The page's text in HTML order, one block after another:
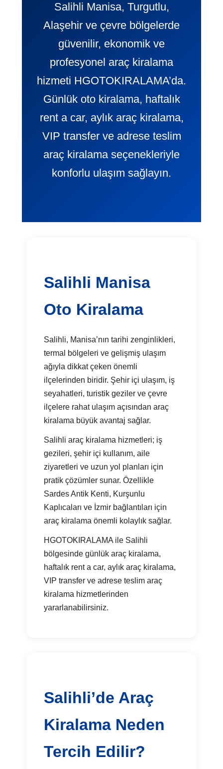
Salihli Manisa, Turgutlu,
Alaşehir ve çevre bölgelerde
güvenilir, ekonomik ve
profesyonel araç kiralama
hizmeti HGOTOKIRALAMA’da.
Günlük oto kiralama, haftalık
rent a car, aylık araç kiralama,
VIP transfer ve adrese teslim
araç kiralama seçenekleriyle
konforlu ulaşım sağlayın.
Salihli Manisa
Oto Kiralama
Salihli, Manisa’nın tarihi zenginlikleri,
termal bölgeleri ve gelişmiş ulaşım
ağıyla dikkat çeken önemli
ilçelerinden biridir. Şehir içi ulaşım, iş
seyahatleri, turistik geziler ve çevre
ilçelere rahat ulaşım açısından araç
kiralama büyük avantaj sağlar.
Salihli araç kiralama hizmetleri; iş
gezileri, şehir içi kullanım, aile
ziyaretleri ve uzun yol planları için
pratik çözümler sunar. Özellikle
Sardes Antik Kenti, Kurşunlu
Kaplıcaları ve İzmir bağlantıları için
araç kiralama önemli kolaylık sağlar.
HGOTOKIRALAMA ile Salihli
bölgesinde günlük araç kiralama,
haftalık rent a car, aylık araç kiralama,
VIP transfer ve adrese teslim araç
kiralama hizmetlerinden
yararlanabilirsiniz.
Salihli’de Araç
Kiralama Neden
Tercih Edilir?